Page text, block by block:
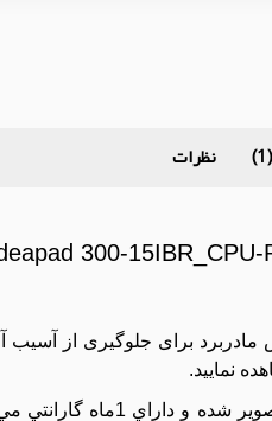
نظرات
300-
مادربرد برای جلوگیری از آسیب
نمایید.
کليه مادربردهاي